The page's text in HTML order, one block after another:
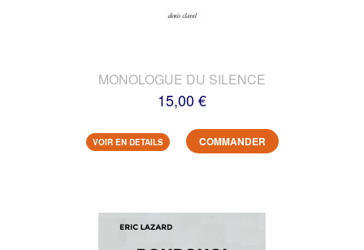
MONOLOGUE DU SILENCE
15,00 €
VOIR EN DETAILS COMMANDER